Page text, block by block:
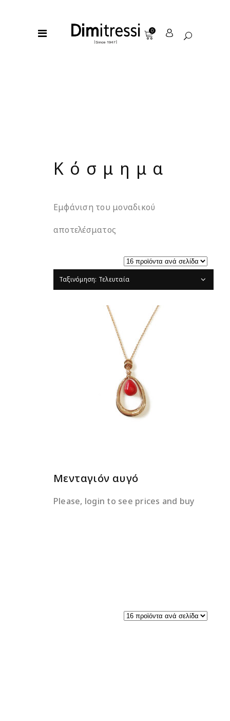
0
Κόσμημα
Εμφάνιση του μοναδικού
αποτελέσματος
Ταξινόμηση: Τελευταία
ΔΙΑΒΆΣΤΕ ΠΕΡΙΣΣΌΤΕΡΑ
Μενταγιόν αυγό
Please, login to see prices and buy